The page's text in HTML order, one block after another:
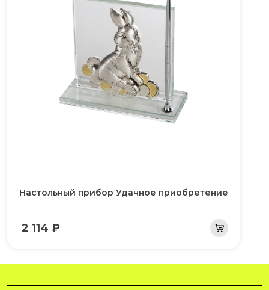
Настольный прибор Удачное приобретение
2 114 ₽